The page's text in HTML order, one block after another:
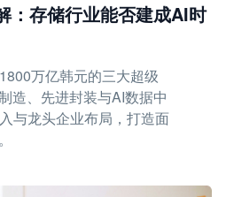
：存储行业能否建成AI时
万亿韩元的三大超级
造、先进封装与AI数据中
与龙头企业布局，打造面